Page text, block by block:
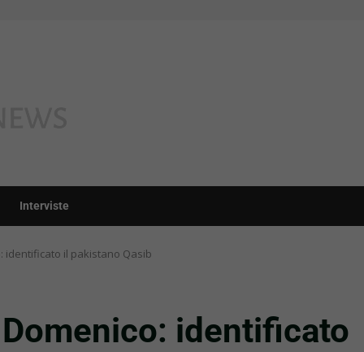
Interviste
identificato il pakistano Qasib
identificato